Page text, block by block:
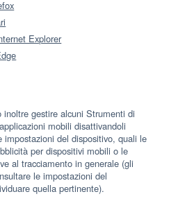
Explorer
inoltre gestire alcuni Strumenti di
mobili disattivandoli
impostazioni del dispositivo, quali le
per dispositivi mobili o le
al tracciamento in generale (gli
le impostazioni del
quella pertinente).